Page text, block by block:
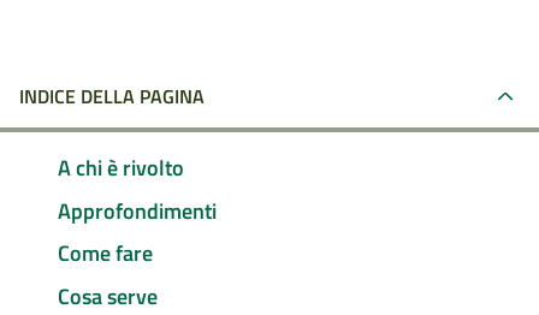
INDICE DELLA PAGINA
A chi è rivolto
Approfondimenti
Come fare
Cosa serve